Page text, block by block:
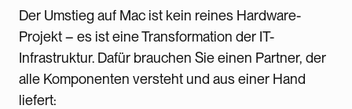
Der Umstieg auf Mac ist kein reines Hardware-
Projekt – es ist eine Transformation der IT-
Infrastruktur. Dafür brauchen Sie einen Partner, der
alle Komponenten versteht und aus einer Hand
liefert: